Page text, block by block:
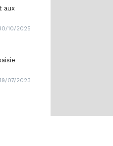
aux
10/2025
19/07/2023